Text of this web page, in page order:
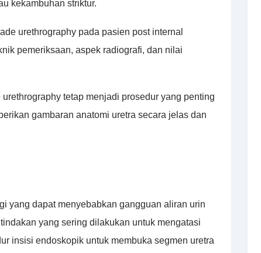
kekambuhan striktur.
urethrography pada pasien post internal
pemeriksaan, aspek radiografi, dan nilai
tetap menjadi prosedur yang penting
gambaran anatomi uretra secara jelas dan
yang dapat menyebabkan gangguan aliran urin
yang sering dilakukan untuk mengatasi
insisi endoskopik untuk membuka segmen uretra